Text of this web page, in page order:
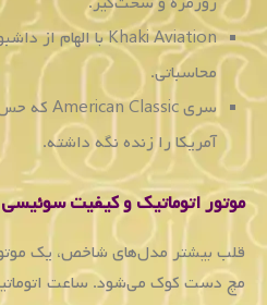
گزینه
های
خرید
مشتریان
عزیز
می
باشد.
وضوح
می